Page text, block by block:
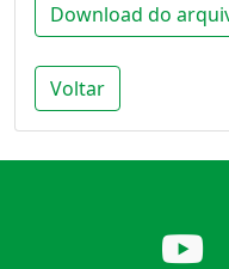
Download do
Voltar